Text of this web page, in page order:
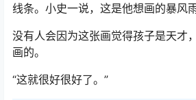
线条。小史一说，这是他想画的暴风雨
没有人会因为这张画觉得孩子是天才
画的。
“这就很好很好了。”